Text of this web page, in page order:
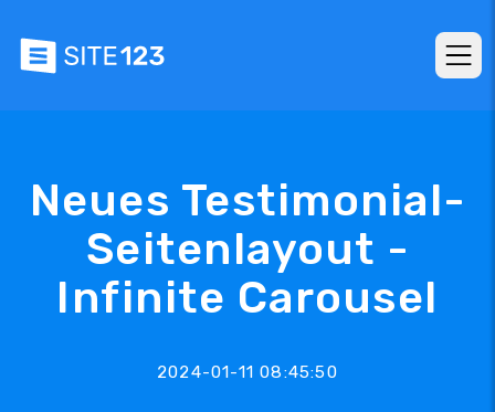
Neues Testimonial-
Seitenlayout -
Infinite Carousel
2024-01-11 08:45:50